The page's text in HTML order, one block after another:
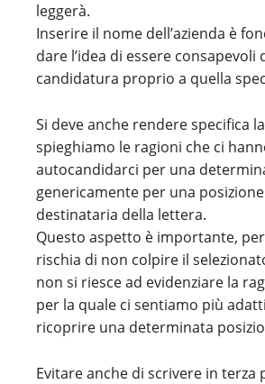
leggerà.
Inserire il nome dell’azienda è
dare l’idea di essere consapevoli
candidatura proprio a quella
Si deve anche rendere specifica
spieghiamo le ragioni che ci
autocandidarci per una
genericamente per una posizione
destinataria della lettera.
Questo aspetto è importante,
rischia di non colpire il
non si riesce ad evidenziare la
per la quale ci sentiamo più
ricoprire una determinata
Evitare anche di scrivere in terza